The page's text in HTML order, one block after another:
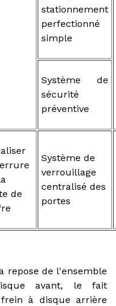
stationnement
perfectionné
simple
Système de
sécurité
préventive
de
Système de
verrouillage
centralisé des
portes
repose de l'ensemble
avant, le fait
à disque arrière